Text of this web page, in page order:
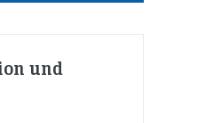
und